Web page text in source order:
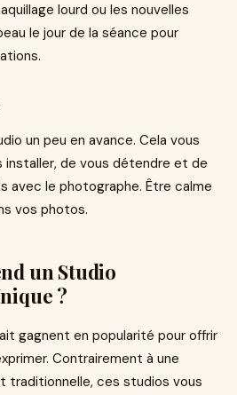
lourd ou les nouvelles
le jour de la séance pour
un peu en avance. Cela vous
installer, de vous détendre et de
avec le photographe. Être calme
vos photos.
un Studio
?
gagnent en popularité pour offrir
Contrairement à une
traditionnelle, ces studios vous